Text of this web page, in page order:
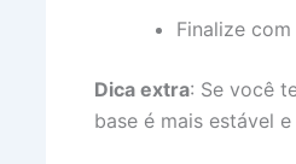
Finalize
Dica extra: Se você
base é mais estável